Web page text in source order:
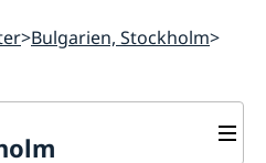
Bulgarien, Stockholm